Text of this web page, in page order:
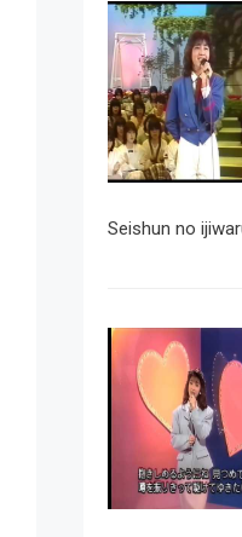
Seishun no